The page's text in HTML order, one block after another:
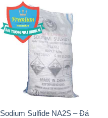
Sodium Sulfide NA2S – Đá